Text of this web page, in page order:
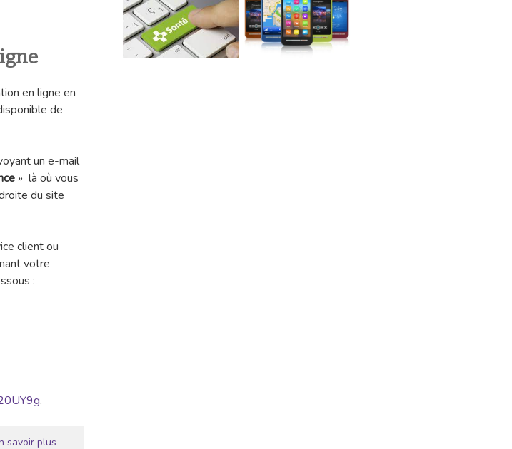
en ligne en
de
un e-mail
» là où vous
du site
client ou
votre
:
.
savoir plus